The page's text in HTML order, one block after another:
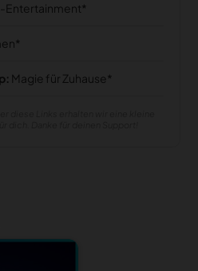
Entertainment
Magie für Zuhause